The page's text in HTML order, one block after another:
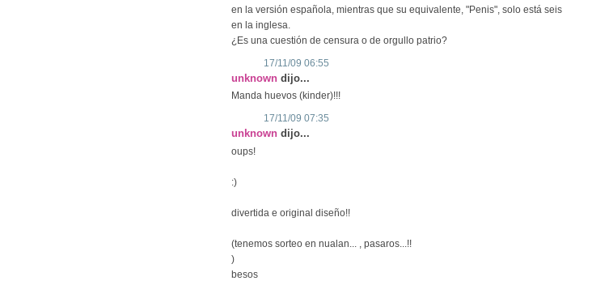
en la versión española, mientras que su equivalente, "Penis", solo está seis
en la inglesa.
¿Es una cuestión de censura o de orgullo patrio?
17/11/09 06:55
unknown dijo...
Manda huevos (kinder)!!!
17/11/09 07:35
unknown dijo...
oups!
:)
divertida e original diseño!!
(tenemos sorteo en nualan... , pasaros...!!
)
besos